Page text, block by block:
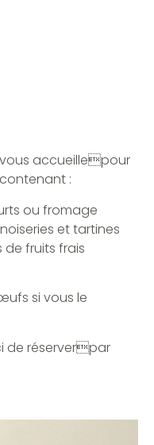
vous accueillepour
:
ou fromage
et tartines
de fruits frais
si vous le
de réserverpar